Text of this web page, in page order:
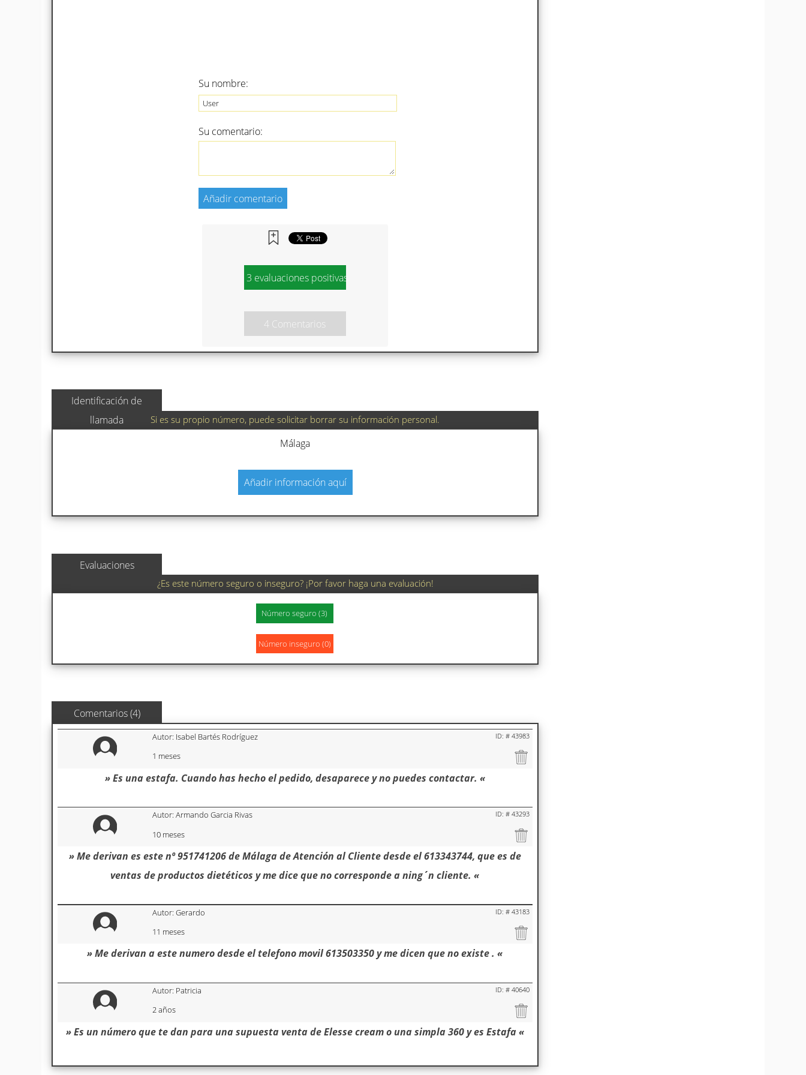
Su nombre:
Su comentario:
3 evaluaciones positivas
4 Comentarios
Identificación de
llamada
Si es su propio número, puede solicitar borrar su información personal.
Málaga
Añadir información aquí
Evaluaciones
¿Es este número seguro o inseguro? ¡Por favor haga una evaluación!
Comentarios (4)
Autor: Isabel Bartés Rodríguez
1 meses
ID: # 43983
» Es una estafa. Cuando has hecho el pedido, desaparece y no puedes contactar. «
Autor: Armando Garcia Rivas
10 meses
ID: # 43293
» Me derivan es este nº 951741206 de Málaga de Atención al Cliente desde el 613343744, que es de
ventas de productos dietéticos y me dice que no corresponde a ning´n cliente. «
Autor: Gerardo
11 meses
ID: # 43183
» Me derivan a este numero desde el telefono movil 613503350 y me dicen que no existe . «
Autor: Patricia
2 años
ID: # 40640
» Es un número que te dan para una supuesta venta de Elesse cream o una simpla 360 y es Estafa «